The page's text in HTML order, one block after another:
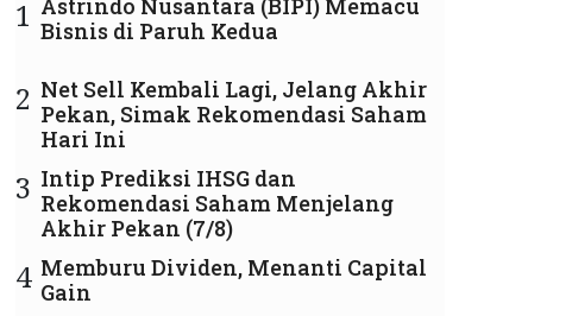
1 Bisnis di Paruh Kedua
2 Net Sell Kembali Lagi, Jelang Akhir
Pekan, Simak Rekomendasi Saham
Hari Ini
3 Intip Prediksi IHSG dan
Rekomendasi Saham Menjelang
Akhir Pekan (7/8)
4 Memburu Dividen, Menanti Capital
Gain